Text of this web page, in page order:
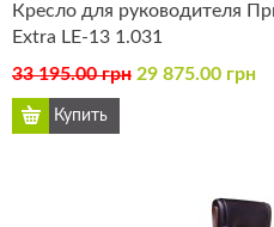
Кресло для руководителя
Extra LE-13 1.031
33 195.00 грн 29 875.00 грн